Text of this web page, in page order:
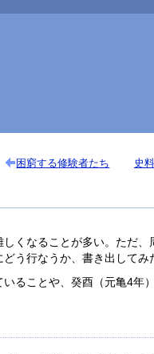
困窮する修験者たち 史
くなることが多い。ただ、
う行なうか、書き出してみ
ることや、癸酉（元亀4年